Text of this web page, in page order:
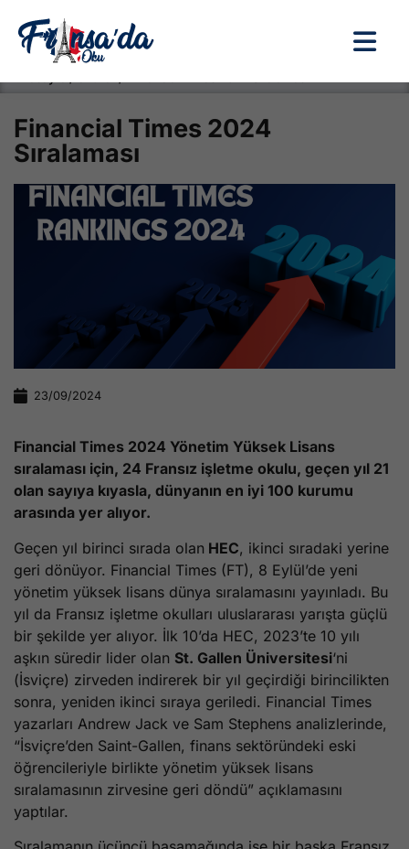
Financial Times 2024
Sıralaması
23/09/2024
Financial Times 2024 Yönetim Yüksek Lisans
sıralaması için, 24 Fransız işletme okulu, geçen yıl 21
olan sayıya kıyasla, dünyanın en iyi 100 kurumu
arasında yer alıyor.
Geçen yıl birinci sırada olan HEC, ikinci sıradaki yerine
geri dönüyor. Financial Times (FT), 8 Eylül’de yeni
yönetim yüksek lisans dünya sıralamasını yayınladı. Bu
yıl da Fransız işletme okulları uluslararası yarışta güçlü
bir şekilde yer alıyor. İlk 10’da HEC, 2023’te 10 yılı
aşkın süredir lider olan St. Gallen Üniversitesi‘ni
(İsviçre) zirveden indirerek bir yıl geçirdiği birincilikten
sonra, yeniden ikinci sıraya geriledi. Financial Times
yazarları Andrew Jack ve Sam Stephens analizlerinde,
“İsviçre’den Saint-Gallen, finans sektöründeki eski
öğrencileriyle birlikte yönetim yüksek lisans
sıralamasının zirvesine geri döndü” açıklamasını
yaptılar.